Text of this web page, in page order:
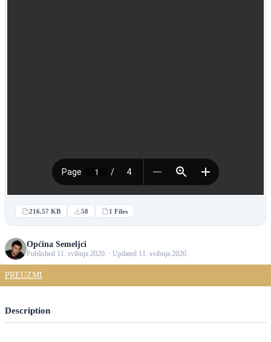
216.57 KB 58 1 Files
Općina Semeljci
Published 11. svibnja 2020. · Updated 11. svibnja 2020.
PREUZMI
Description